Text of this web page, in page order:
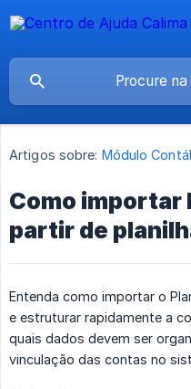
Artigos sobre: Módulo
Como importar
partir de
Entenda como importar o
e estruturar rapidamente a
quais dados devem ser
vinculação das contas no